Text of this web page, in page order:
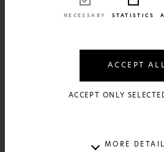
NECESSARY STATISTICS
ACCEPT
ACCEPT ONLY
MORE
επικοινωνήστε μαζί μας
διεύθυνση